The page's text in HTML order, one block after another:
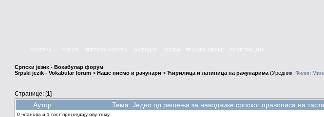
КАЛЕНДАР
Српски језик - Вокабулар форум
Srpski jezik - Vokabular forum > Наше писмо и рачунари > Ћирилица и латиница на рачунарима (Уредник: Филип
Странице: [1]
Аутор Тема: Једно од решења за наводнике српског правописа на
0 чланова и 1 гост прегледају ову тему.